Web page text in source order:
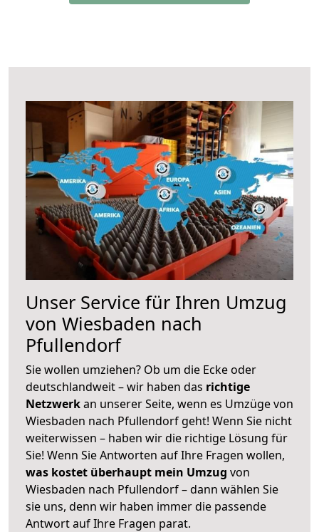
Unser Service für Ihren Umzug
von Wiesbaden nach
Pfullendorf
Sie wollen umziehen? Ob um die Ecke oder
deutschlandweit – wir haben das richtige
Netzwerkan unserer Seite, wenn es Umzüge von
Wiesbaden nach Pfullendorf geht! Wenn Sie nicht
weiterwissen – haben wir die richtige Lösung für
Sie! Wenn Sie Antworten auf Ihre Fragen wollen,
was kostet überhaupt mein Umzug von
Wiesbaden nach Pfullendorf – dann wählen Sie
sie uns, denn wir haben immer die passende
Antwort auf Ihre Fragen parat.